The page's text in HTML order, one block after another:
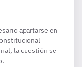
apartarse en
la cuestión se